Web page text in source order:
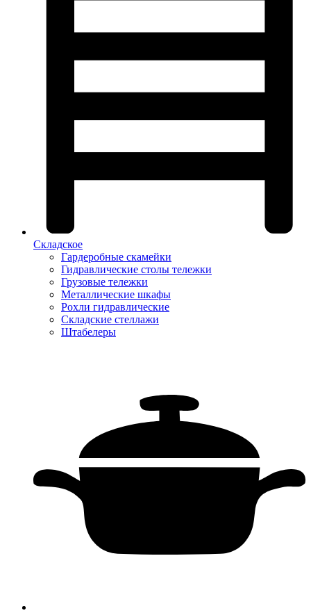
Складское
Гардеробные скамейки
Гидравлические столы тележки
Грузовые тележки
Металлические шкафы
Рохли гидравлические
Складские стеллажи
Штабелеры